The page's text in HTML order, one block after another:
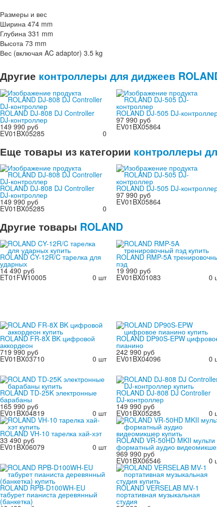
Размеры и вес
Ширина 474 mm
Глубина 331 mm
Высота 73 mm
Вес (включая AC adaptor) 3.5 kg
Другие контроллеры для диджеев
ROLAND DJ-808 DJ Controller
DJ-контроллер
149 990 руб
0
EV01BX05285
ROLAND DJ-505 DJ-
97 990 руб
EV01BX05864
Еще товары из категории контроллеры
ROLAND DJ-808 DJ Controller
DJ-контроллер
149 990 руб
0
EV01BX05285
ROLAND DJ-505 DJ-
97 990 руб
EV01BX05864
Другие товары ROLAND
ROLAND CY-12R/C тарелка для
ударных
14 490 руб
0 шт
ET01FW10005
ROLAND RMP-5A
пэд
19 990 руб
0
EV01BX01083
ROLAND FR-8X BK цифровой
аккордеон
719 990 руб
0 шт
EV01BX03710
ROLAND DP90S-EPW
пианино
242 990 руб
0
EV01BX04096
ROLAND TD-25K электронные
барабаны
165 990 руб
0 шт
EV01BX04819
ROLAND DJ-808 DJ Controller
DJ-контроллер
149 990 руб
0
EV01BX05285
ROLAND VH-10 тарелка хай-хэт
33 490 руб
0 шт
EV01BX06079
ROLAND VR-50HD MKII мульти
форматный аудио
969 990 руб
0
EV01BX06546
ROLAND RPB-D100WH-EU
табурет пианиста деревянный
(банкетка)
ROLAND VERSELAB MV-1
портативная музыкальная
студия